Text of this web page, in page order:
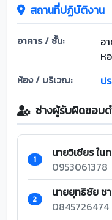
สถานที่ปฏิบัติงาน
อาคาร / ชั้น:
อ
ห
ห้อง / บริเวณ: ป
ช่างผู้รับผิดชอบด
1 นายวิเชียร ใน
0953061378
2 นายยุทธิชัย ช
0845726474